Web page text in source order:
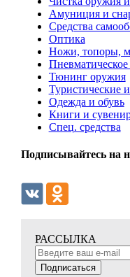
Амуниция и
Средства
Оптика
Ножи, топоры,
Тюнинг оружия
Туристические
Одежда и обувь
Книги и
Спец. средства
Подписывайтесь на
РАССЫЛКА
Подписаться